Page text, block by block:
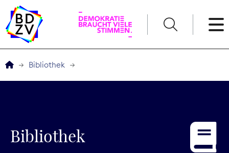
Service
Bibliothek
Bibliothek